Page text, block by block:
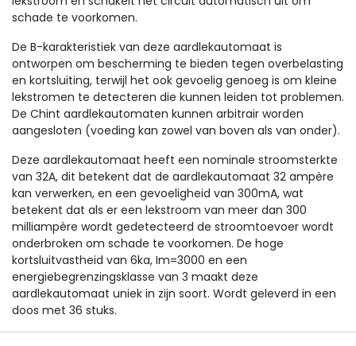
schade te voorkomen.
De B-karakteristiek van deze aardlekautomaat is
ontworpen om bescherming te bieden tegen overbelasting
en kortsluiting, terwijl het ook gevoelig genoeg is om kleine
lekstromen te detecteren die kunnen leiden tot problemen.
De Chint aardlekautomaten kunnen arbitrair worden
aangesloten (voeding kan zowel van boven als van onder).
Deze aardlekautomaat heeft een nominale stroomsterkte
van 32A, dit betekent dat de aardlekautomaat 32 ampère
kan verwerken, en een gevoeligheid van 300mA, wat
betekent dat als er een lekstroom van meer dan 300
milliampère wordt gedetecteerd de stroomtoevoer wordt
onderbroken om schade te voorkomen. De hoge
kortsluitvastheid van 6ka, Im=3000 en een
energiebegrenzingsklasse van 3 maakt deze
aardlekautomaat uniek in zijn soort. Wordt geleverd in een
doos met 36 stuks.